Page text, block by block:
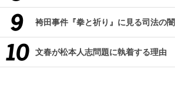
袴田事件『拳と祈り』に見る司法の闇
文春が松本人志問題に執着する理由